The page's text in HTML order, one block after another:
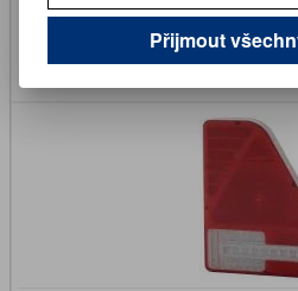
324 Kč (bez
Přijmout